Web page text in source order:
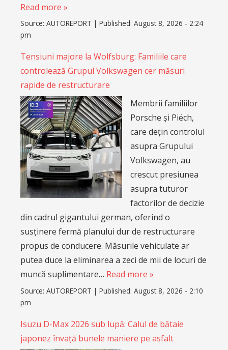
Read more »
Source: AUTOREPORT | Published: August 8, 2026 - 2:24
pm
Tensiuni majore la Wolfsburg: Familiile care
controlează Grupul Volkswagen cer măsuri
rapide de restructurare
Membrii familiilor
Porsche și Piëch,
care dețin controlul
asupra Grupului
Volkswagen, au
crescut presiunea
asupra tuturor
factorilor de decizie
din cadrul gigantului german, oferind o
susținere fermă planului dur de restructurare
propus de conducere. Măsurile vehiculate ar
putea duce la eliminarea a zeci de mii de locuri de
muncă suplimentare… Read more »
Source: AUTOREPORT | Published: August 8, 2026 - 2:10
pm
Isuzu D-Max 2026 sub lupă: Calul de bătaie
japonez învață bunele maniere pe asfalt